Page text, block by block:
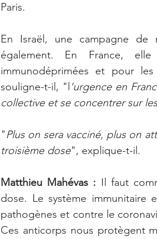
Paris.
En Israël, une campagne de
également. En France,
immunodéprimées et pour
souligne-t-il, "l 'urgence en
collective et se concentrer sur
"Plus on sera vacciné, plus on
troisième dose", explique-t-il.
Matthieu Mahévas : Il faut
dose. Le système immunitaire
pathogènes et contre le
Ces anticorps nous protègent